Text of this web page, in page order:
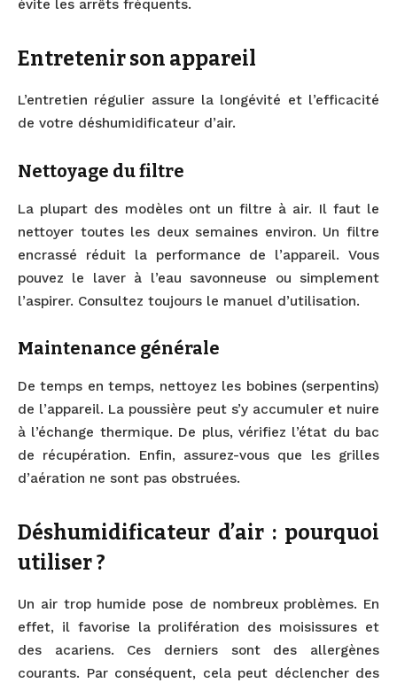
évite les arrêts fréquents.
Entretenir son appareil
L’entretien régulier assure la longévité et l’efficacité
de votre déshumidificateur d’air.
Nettoyage du filtre
La plupart des modèles ont un filtre à air. Il faut le
nettoyer toutes les deux semaines environ. Un filtre
encrassé réduit la performance de l’appareil. Vous
pouvez le laver à l’eau savonneuse ou simplement
l’aspirer. Consultez toujours le manuel d’utilisation.
Maintenance générale
De temps en temps, nettoyez les bobines (serpentins)
de l’appareil. La poussière peut s’y accumuler et nuire
à l’échange thermique. De plus, vérifiez l’état du bac
de récupération. Enfin, assurez-vous que les grilles
d’aération ne sont pas obstruées.
Déshumidificateur d’air : pourquoi
utiliser ?
Un air trop humide pose de nombreux problèmes. En
effet, il favorise la prolifération des moisissures et
des acariens. Ces derniers sont des allergènes
courants. Par conséquent, cela peut déclencher des